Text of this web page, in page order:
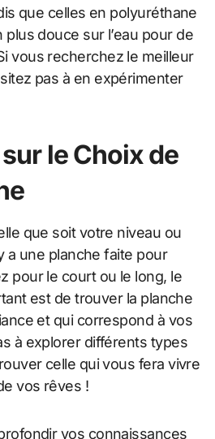
que celles en polyuréthane
douce sur l’eau pour de
vous recherchez le meilleur
pas à en expérimenter
le Choix de
que soit votre niveau ou
a une planche faite pour
pour le court ou le long, le
est de trouver la planche
et qui correspond à vos
à explorer différents types
celle qui vous fera vivre
vos rêves !
vos connaissances